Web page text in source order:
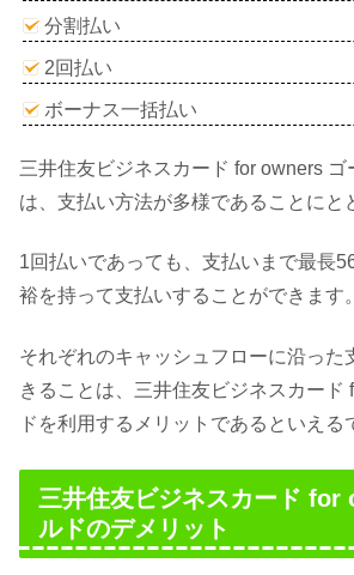
分割払い
2回払い
ボーナス一括払い
三井住友ビジネスカード for owners ゴ
は、支払い方法が多様であることにと
1回払いであっても、支払いまで最長
裕を持って支払いすることができます。
それぞれのキャッシュフローに沿った
きることは、三井住友ビジネスカード
ドを利用するメリットであるといえる
三井住友ビジネスカード for
ルドのデメリット